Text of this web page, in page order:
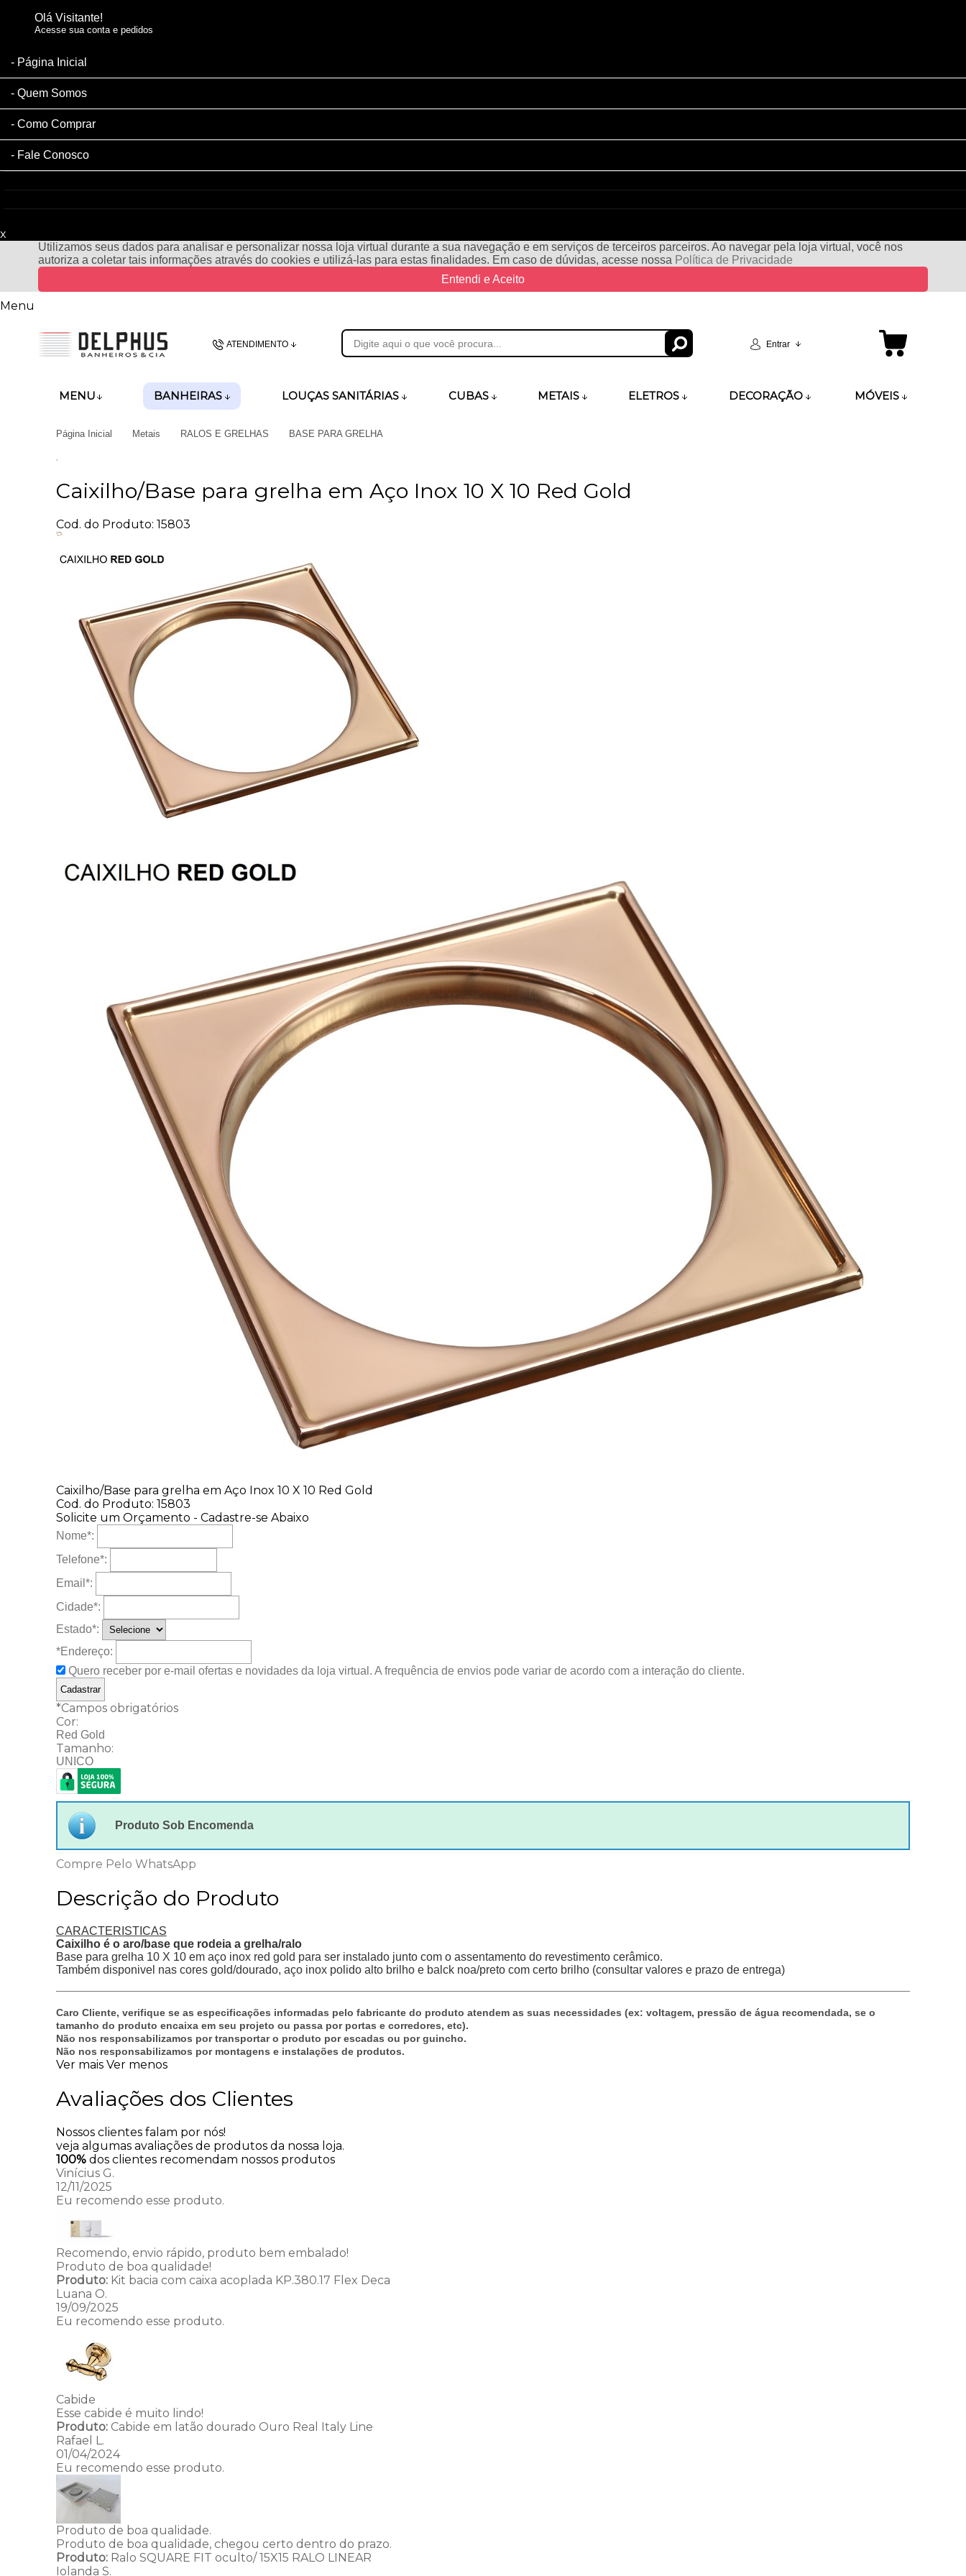
Olá Visitante!
Acesse sua conta e pedidos
Página Inicial
Quem Somos
Como Comprar
Fale Conosco
x
Utilizamos seus dados para analisar e personalizar nossa loja virtual durante a sua navegação e em serviços de terceiros parceiros. Ao navegar pela loja virtual, você nos
autoriza a coletar tais informações através do cookies e utilizá-las para estas finalidades. Em caso de dúvidas, acesse nossa Política de Privacidade
Entendi e Aceito
Menu
ATENDIMENTO
(48)99989-8028
Entrar
MENU BANHEIRAS LOUÇAS SANITÁRIAS CUBAS METAIS ELETROS DECORAÇÃO MÓVEIS
Página Inicial Metais RALOS E GRELHAS BASE PARA GRELHA
.
Caixilho/Base para grelha em Aço Inox 10 X 10 Red Gold
Cod. do Produto: 15803
Caixilho/Base para grelha em Aço Inox 10 X 10 Red Gold
Cod. do Produto: 15803
Solicite um Orçamento - Cadastre-se Abaixo
Nome*:
Telefone*:
Email *:
Cidade*:
Estado*:
*Endereço:
Quero receber por e-mail ofertas e novidades da loja virtual. A frequência de envios pode variar de acordo com a interação do cliente.
*Campos obrigatórios
Cor:
Red Gold
Tamanho:
UNICO
Produto Sob Encomenda
Compre Pelo WhatsApp
Descrição do Produto
CARACTERISTICAS
Caixilho é o aro/base que rodeia a grelha/ralo
Base para grelha 10 X 10 em aço inox red gold para ser instalado junto com o assentamento do revestimento cerâmico.
Também disponivel nas cores gold/dourado, aço inox polido alto brilho e balck noa/preto com certo brilho (consultar valores e prazo de entrega)
Caro Cliente, verifique se as especificações informadas pelo fabricante do produto atendem as suas necessidades (ex: voltagem, pressão de água recomendada, se o
tamanho do produto encaixa em seu projeto ou passa por portas e corredores, etc).
Não nos responsabilizamos por transportar o produto por escadas ou por guincho.
Não nos responsabilizamos por montagens e instalações de produtos.
Ver mais Ver menos
Avaliações dos Clientes
Nossos clientes falam por nós!
veja algumas avaliações de produtos da nossa loja.
100% dos clientes recomendam nossos produtos
Vinícius G.
12/11/2025
Eu recomendo esse produto.
Recomendo, envio rápido, produto bem embalado!
Produto de boa qualidade!
Produto:Kit bacia com caixa acoplada KP.380.17 Flex Deca
Luana O.
19/09/2025
Eu recomendo esse produto.
Cabide
Esse cabide é muito lindo!
Produto:Cabide em latão dourado Ouro Real Italy Line
Rafael L.
01/04/2024
Eu recomendo esse produto.
Produto de boa qualidade.
Produto de boa qualidade, chegou certo dentro do prazo.
Produto:Ralo SQUARE FIT oculto/ 15X15 RALO LINEAR
Iolanda S.